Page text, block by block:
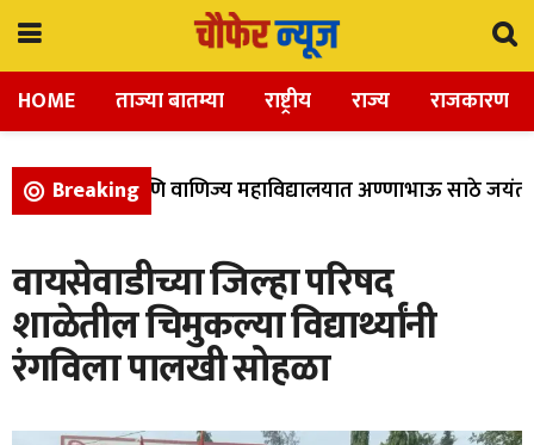
HOME ताज्या बातम्या राष्ट्रीय राज्य राजकारण
Breaking
विज्ञान, आणि वाणिज्य महाविद्यालयात अण्णाभाऊ साठे जयंती
वायसेवाडीच्या जिल्हा परिषद
शाळेतील चिमुकल्या विद्यार्थ्यांनी
रंगविला पालखी सोहळा